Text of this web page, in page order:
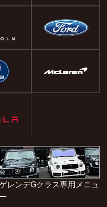
レンデGクラス専用メニュ
ー